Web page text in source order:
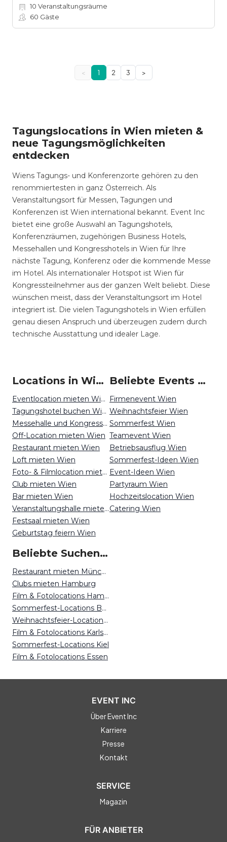
10 Veranstaltungsräume
60 Gäste
< 1 2 3 >
Tagungslocations in Wien mieten &
neue Tagungsmöglichkeiten
entdecken
Wiens Tagungs- und Konferenzorte gehören zu den
renommiertesten in ganz Österreich. Als
Veranstaltungsort für Messen, Tagungen und
Konferenzen ist Wien international bekannt. Event Inc
bietet eine große Auswahl an Tagungshotels,
Konferenzräumen, zugehörigen Business Hotels,
Messehallen und Kongresshotels in Wien für Ihre
nächste Tagung, Konferenz oder die kommende Messe
im Hotel. Als internationaler Hotspot ist Wien für
Kongressteilnehmer aus der ganzen Welt beliebt. Diese
wünschen meist, dass der Veranstaltungsort im Hotel
integriert ist. Die vielen Tagungshotels in Wien erfüllen
genau diesen Anspruch und überzeugen zudem durch
technische Ausstattung und idealer Lage.
Locations in Wien mieten
Eventlocation mieten Wien
Tagungshotel buchen Wien
Messehalle und Kongresszentrum mieten Wien
Off-Location mieten Wien
Restaurant mieten Wien
Loft mieten Wien
Foto- & Filmlocation mieten Wien
Club mieten Wien
Bar mieten Wien
Veranstaltungshalle mieten Wien
Festsaal mieten Wien
Geburtstag feiern Wien
Beliebte Events in Wien
Firmenevent Wien
Weihnachtsfeier Wien
Sommerfest Wien
Teamevent Wien
Betriebsausflug Wien
Sommerfest-Ideen Wien
Event-Ideen Wien
Partyraum Wien
Hochzeitslocation Wien
Catering Wien
Beliebte Suchen auf Event Inc
Restaurant mieten München
Clubs mieten Hamburg
Film & Fotolocations Hamburg
Sommerfest-Locations Berlin
Weihnachtsfeier-Locations Köln
Film & Fotolocations Karlsruhe
Sommerfest-Locations Kiel
Film & Fotolocations Essen
EVENT INC
Über Event Inc
Karriere
Presse
Kontakt
SERVICE
Magazin
FÜR ANBIETER